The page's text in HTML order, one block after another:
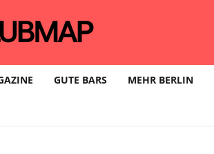
GUTE BARS MEHR BERLIN